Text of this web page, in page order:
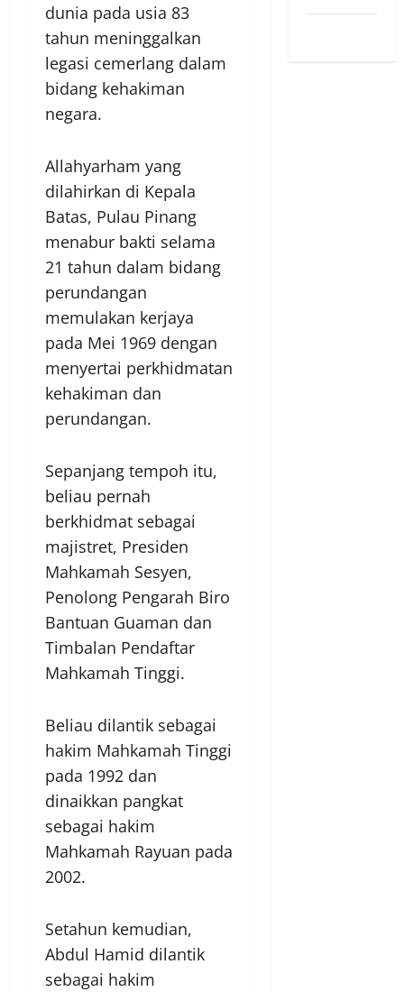
dunia pada usia 83
tahun meninggalkan
legasi cemerlang dalam
bidang kehakiman
negara.
Allahyarham yang
dilahirkan di Kepala
Batas, Pulau Pinang
menabur bakti selama
21 tahun dalam bidang
perundangan
memulakan kerjaya
pada Mei 1969 dengan
menyertai perkhidmatan
kehakiman dan
perundangan.
Sepanjang tempoh itu,
beliau pernah
berkhidmat sebagai
majistret, Presiden
Mahkamah Sesyen,
Penolong Pengarah Biro
Bantuan Guaman dan
Timbalan Pendaftar
Mahkamah Tinggi.
Beliau dilantik sebagai
hakim Mahkamah Tinggi
pada 1992 dan
dinaikkan pangkat
sebagai hakim
Mahkamah Rayuan pada
2002.
Setahun kemudian,
Abdul Hamid dilantik
sebagai hakim